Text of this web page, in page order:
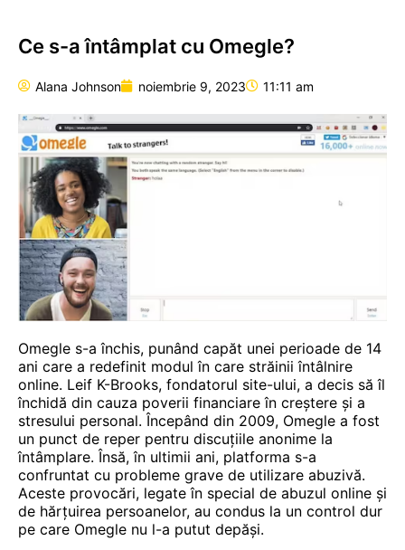
Ce s-a întâmplat cu Omegle?
Alana Johnson noiembrie 9, 2023 11:11 am
Omegle s-a închis, punând capăt unei perioade de 14
ani care a redefinit modul în care străiniiîntâlnire
online. Leif K-Brooks, fondatorul site-ului, a decis să îl
închidă din cauza poverii financiare în creștere și a
stresului personal. Începând din 2009, Omegle a fost
un punct de reper pentru discuțiile anonime la
întâmplare. Însă, în ultimii ani, platforma s-a
confruntat cu probleme grave de utilizare abuzivă.
Aceste provocări, legate în special de abuzul online și
de hărțuirea persoanelor, au condus la un control dur
pe care Omegle nu l-a putut depăși.